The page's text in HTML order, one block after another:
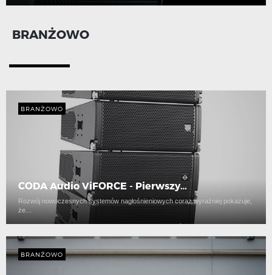
BRANŻOWO
BRANŻOWO
CODA Audio ViFORCE - Pierwszy…
Rozwój nowoczesnych systemów nagłośnieniowych coraz wyraźniej pokazuje,
że…
BRANŻOWO